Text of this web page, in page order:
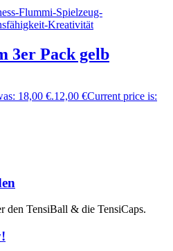
3er Pack gelb
18,00 €.12,00 €Current price is:
den TensiBall & die TensiCaps.